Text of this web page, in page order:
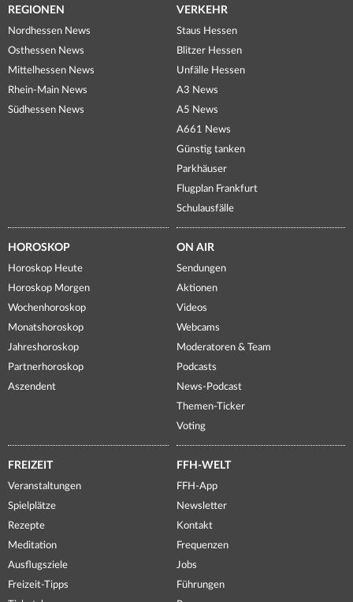
REGIONEN
Nordhessen News
Osthessen News
Mittelhessen News
Rhein-Main News
Südhessen News
VERKEHR
Staus Hessen
Blitzer Hessen
Unfälle Hessen
A3 News
A5 News
A661 News
Günstig tanken
Parkhäuser
Flugplan Frankfurt
Schulausfälle
HOROSKOP
Horoskop Heute
Horoskop Morgen
Wochenhoroskop
Monatshoroskop
Jahreshoroskop
Partnerhoroskop
Aszendent
ON AIR
Sendungen
Aktionen
Videos
Webcams
Moderatoren & Team
Podcasts
News-Podcast
Themen-Ticker
Voting
FREIZEIT
Veranstaltungen
Spielplätze
Rezepte
Meditation
Ausflugsziele
Freizeit-Tipps
FFH-WELT
FFH-App
Newsletter
Kontakt
Frequenzen
Jobs
Führungen